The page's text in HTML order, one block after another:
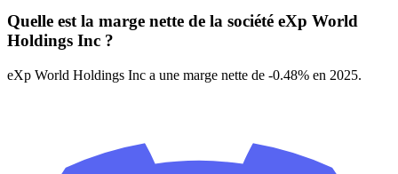
Quelle est la marge nette de la société eXp World
Holdings Inc ?
eXp World Holdings Inc a une marge nette de -0.48% en 2025.